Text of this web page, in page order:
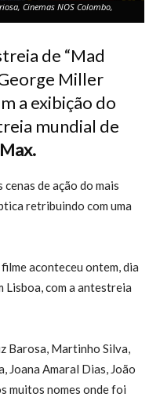
Cinemas NOS Colombo,
de “Mad
Miller
a exibição do
mundial de
de ação do mais
retribuindo com uma
aconteceu ontem, dia
Lisboa, com a antestreia
Barosa, Martinho Silva,
Joana Amaral Dias, João
muitos nomes onde foi